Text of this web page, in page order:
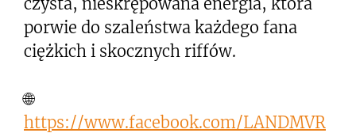
porwie do szaleństwa każdego fana
ciężkich i skocznych riffów.
🌐
https://www.facebook.com/LANDMVR